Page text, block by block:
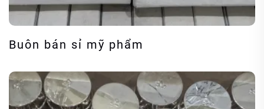
Buôn bán sỉ mỹ phẩm